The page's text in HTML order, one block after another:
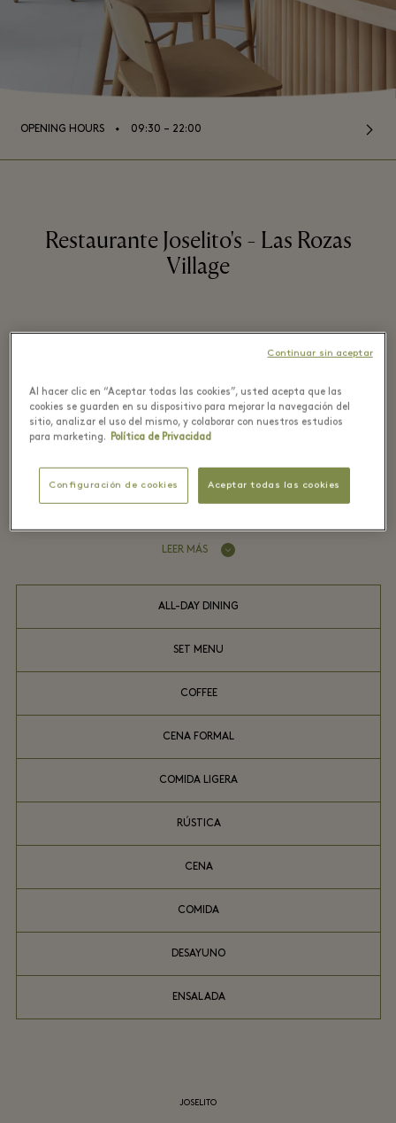
OPENING HOURS ⬩ 09:30 – 22:00
Restaurante Joselito's - Las Rozas
Village
La excelencia y calidad de Joselito's
llegan al Village en un nuevo formato. En
su nuevo restaurante podrás degustar
desde entrantes tradicionales y
sabores de la tierra.
LEER MÁS
ALL-DAY DINING
SET MENU
COFFEE
CENA FORMAL
COMIDA LIGERA
RÚSTICA
CENA
COMIDA
DESAYUNO
ENSALADA
JOSELITO
Al hacer clic en “Aceptar todas las cookies”, usted acepta que las
cookies se guarden en su dispositivo para mejorar la navegación del
sitio, analizar el uso del mismo, y colaborar con nuestros estudios
para marketing.
Política de Privacidad
Configuración de cookies Aceptar todas las cookies
Continuar sin aceptar